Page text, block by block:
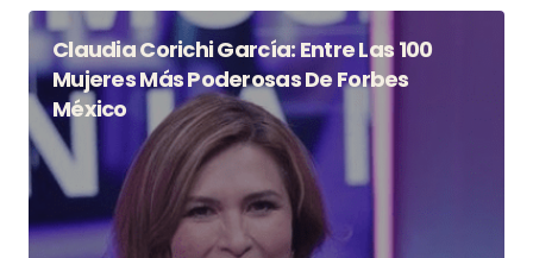
Claudia Corichi García: Entre Las 100
Mujeres Más Poderosas De Forbes
México